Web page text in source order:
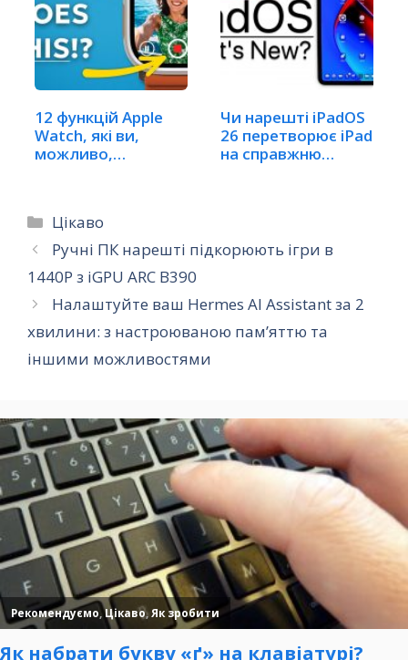
12 функцій Apple
Watch, які ви,
можливо,
Чи нарешті iPadOS
26 перетворює iPad
на справжню…
Категорії
Цікаво
Ручні ПК нарешті підкорюють ігри в
1440P з iGPU ARC B390
Налаштуйте ваш Hermes AI Assistant за 2
хвилини: з настроюваною пам’яттю та
іншими можливостями